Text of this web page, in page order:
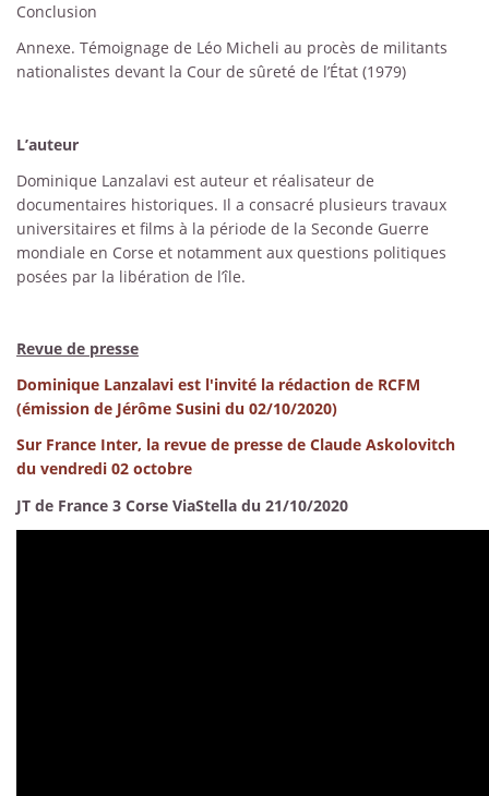
Conclusion
Annexe. Témoignage de Léo Micheli au procès de militants
nationalistes devant la Cour de sûreté de l’État (1979)
L’auteur
Dominique Lanzalavi est auteur et réalisateur de
documentaires historiques. Il a consacré plusieurs travaux
universitaires et films à la période de la Seconde Guerre
mondiale en Corse et notamment aux questions politiques
posées par la libération de l’île.
Revue de presse
Dominique Lanzalavi est l'invité la rédaction de RCFM
(émission de Jérôme Susini du 02/10/2020)
Sur France Inter, la revue de presse de Claude Askolovitch
du vendredi 02 octobre
JT de France 3 Corse ViaStella du 21/10/2020